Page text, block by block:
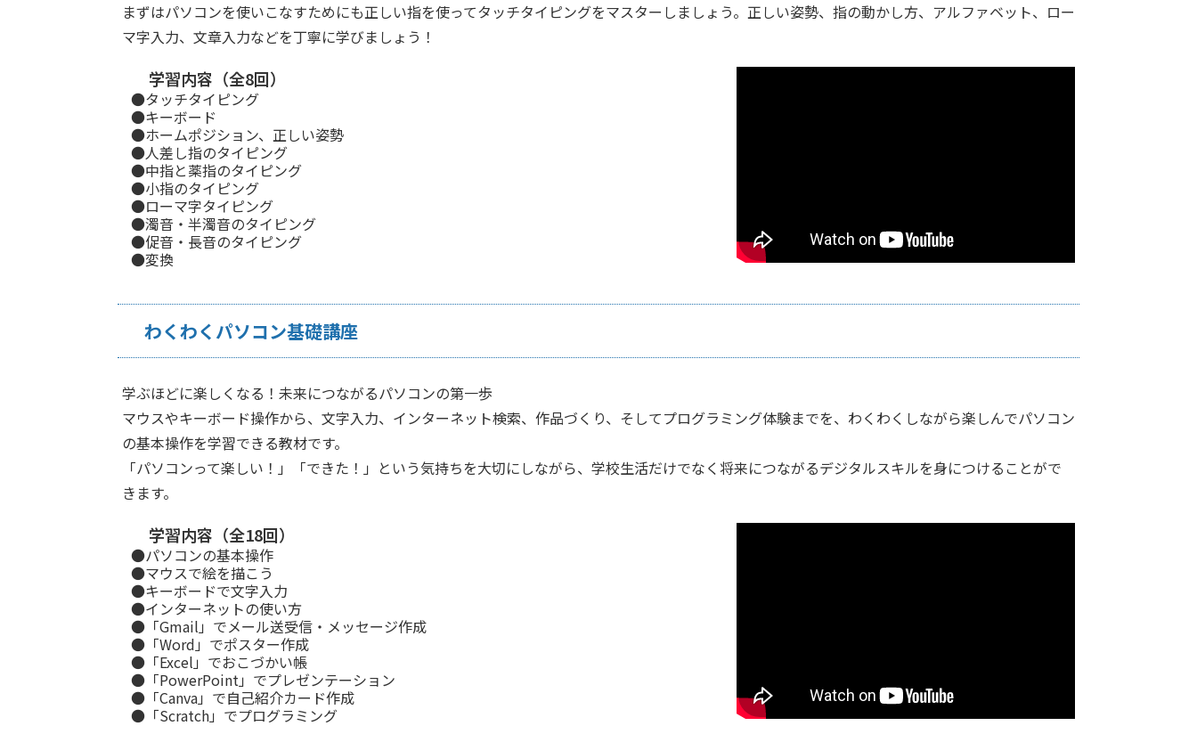
まずはパソコンを使いこなすためにも正しい指を使ってタッチタイピングをマスターしましょう。正しい姿勢、指の動かし方、アルファベット、ロー
マ字入力、文章入力などを丁寧に学びましょう！
学習内容（全8回）
●タッチタイピング
●キーボード
●ホームポジション、正しい姿勢
●人差し指のタイピング
●中指と薬指のタイピング
●小指のタイピング
●ローマ字タイピング
●濁音・半濁音のタイピング
●促音・長音のタイピング
●変換
わくわくパソコン基礎講座
学ぶほどに楽しくなる！未来につながるパソコンの第一歩
マウスやキーボード操作から、文字入力、インターネット検索、作品づくり、そしてプログラミング体験までを、わくわくしながら楽しんでパソコン
の基本操作を学習できる教材です。
「パソコンって楽しい！」「できた！」という気持ちを大切にしながら、学校生活だけでなく将来につながるデジタルスキルを身につけることがで
きます。
学習内容（全18回）
●パソコンの基本操作
●マウスで絵を描こう
●キーボードで文字入力
●インターネットの使い方
●「Gmail」でメール送受信・メッセージ作成
●「Word」でポスター作成
●「Excel」でおこづかい帳
●「PowerPoint」でプレゼンテーション
●「Canva」で自己紹介カード作成
●「Scratch」でプログラミング